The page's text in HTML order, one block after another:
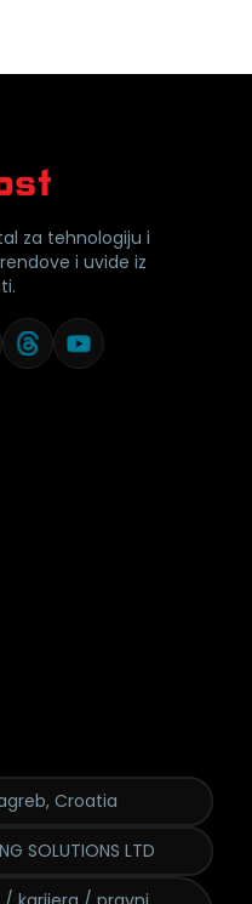
za tehnologiju i
i uvide iz
Croatia
SOLUTIONS LTD